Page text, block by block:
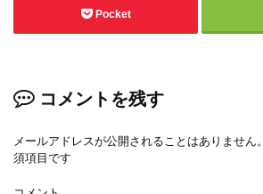
Pocket
コメントを残す
メールアドレスが公開されることはありません。
須項目です